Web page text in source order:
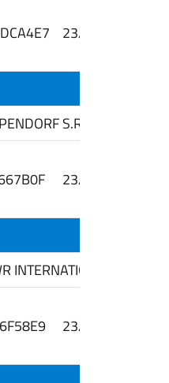
23/02/2026
S.R.L.
23/02/2026
S.R.L.
23/02/2026